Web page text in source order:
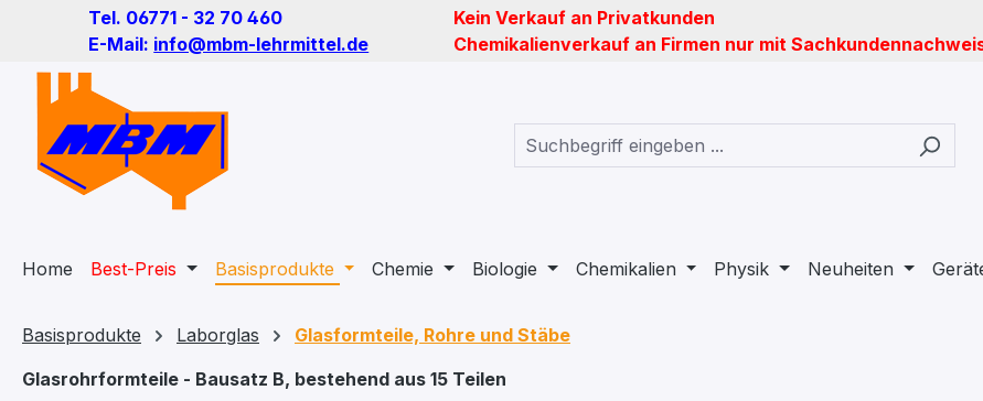
Hauptinhalt springen
Zur Suche springen
Zur Hauptnavigation springen
Tel. 06771 - 32 70 460
E-Mail: info@mbm-lehrmittel.de
Kein Verkauf an Privatkunden
Chemikalienverkauf an Firmen nur mit
Home Best-Preis Basisprodukte Chemie Biologie Chemikalien Physik Neuheiten
Basisprodukte Laborglas
Glasformteile, Rohre und Stäbe
Glasrohrformteile - Bausatz B, bestehend aus 15 Teilen